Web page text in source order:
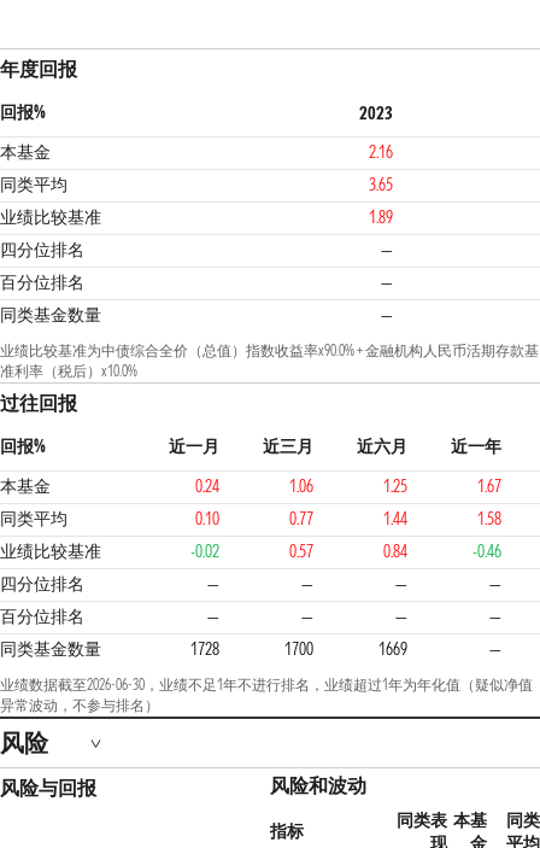
年度回报
回报%
2023
本基金
2.16
同类平均
3.65
业绩比较基准
1.89
四分位排名
—
1
百分位排名
—
同类基金数量
—
业绩比较基准为中债综合全价（总值）指数收益率x90.0% + 金融机构人民币活期存款基
准利率（税后）x10.0%
过往回报
回报% 近一月 近三月 近六月
近一年
本基金
0.24 1.06 1.25
1.67
同类平均
0.10 0.77 1.44
1.58
业绩比较基准
-0.02 0.57 0.84
-0.46
四分位排名
— — —
—
百分位排名
— — —
—
同类基金数量
1728 1700 1669 —
业绩数据截至2026-06-30，业绩不足1年不进行排名，业绩超过1年为年化值（疑似净值
异常波动，不参与排名）
风险
风险与回报 风险和波动
指标
同类表
现
本基
金
同类
平均